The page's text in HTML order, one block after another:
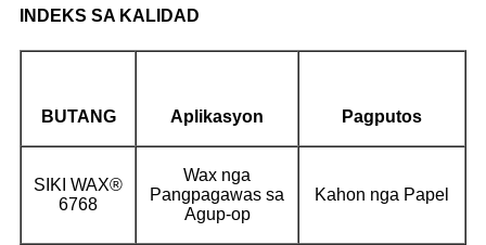
INDEKS SA KALIDAD
BUTANG Aplikasyon Pagputos
SIKI WAX®
6768
Wax nga
Pangpagawas sa
Agup-op
Kahon nga Papel